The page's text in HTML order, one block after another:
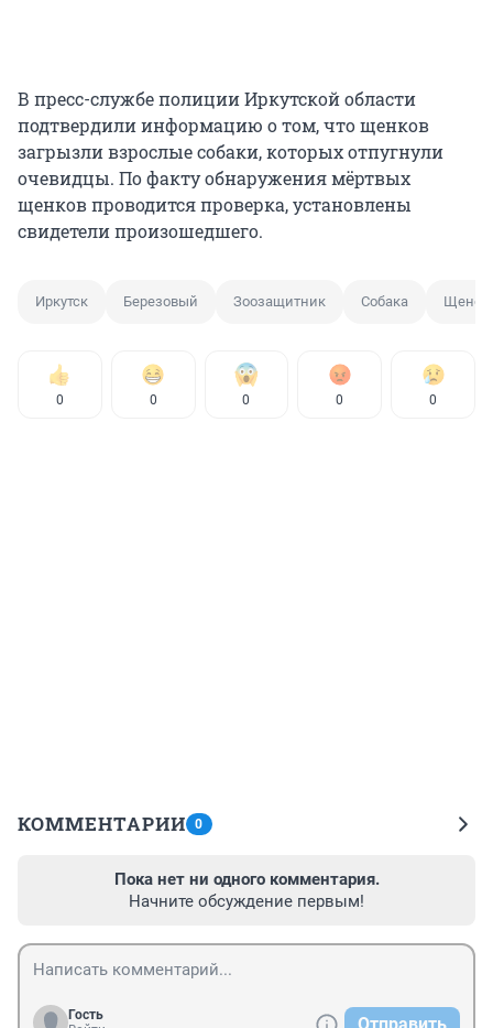
В пресс-службе полиции Иркутской области
подтвердили информацию о том, что щенков
загрызли взрослые собаки, которых отпугнули
очевидцы. По факту обнаружения мёртвых
щенков проводится проверка, установлены
свидетели произошедшего.
Иркутск Березовый Зоозащитник Собака Щенок
0 0 0 0 0
КОММЕНТАРИИ 0
Пока нет ни одного комментария.
Начните обсуждение первым!
Гость